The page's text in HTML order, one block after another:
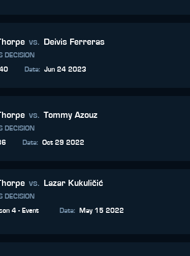
vs. Deivis Ferreras
DECISION
Data: Jun 24 2023
vs. Tommy Azouz
DECISION
Data: Oct 29 2022
vs. Lazar Kukuličić
DECISION
4 - Event
Data: May 15 2022